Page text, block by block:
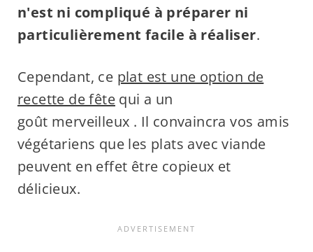
n'est ni compliqué à préparer ni
particulièrement facile à réaliser.
Cependant, ce plat est une option de
recette de fêtequi a un
goût merveilleux . Il convaincra vos amis
végétariens que les plats avec viande
peuvent en effet être copieux et
délicieux.